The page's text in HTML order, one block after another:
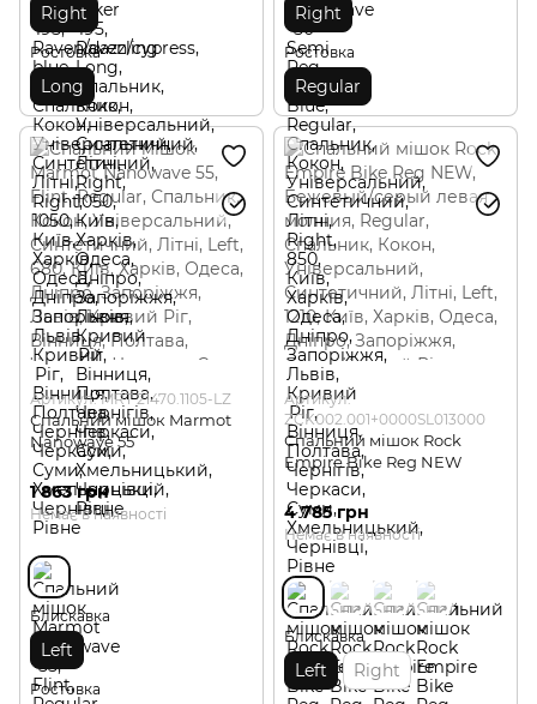
Right
Ростовка
Long
Right
Ростовка
Regular
Артикул: MRT 21470.1105-LZ
Спальний мішок Marmot
Nanowave 55
1 863 грн
Немає в наявності
Блискавка
Left
Ростовка
Артикул:
ZCK002.001+0000SL013000
Спальний мішок Rock
Empire Bike Reg NEW
4 785 грн
Немає в наявності
Блискавка
Left Right